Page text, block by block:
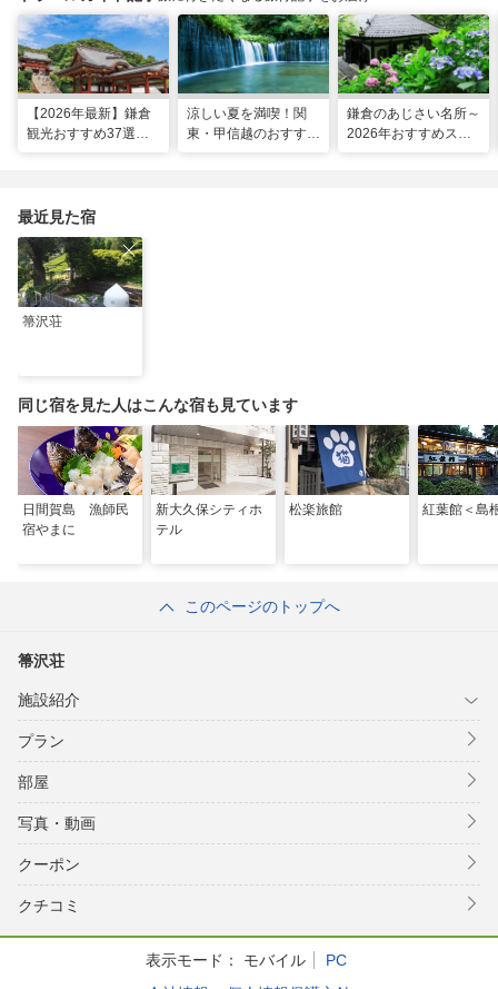
【2026年最新】鎌倉
観光おすすめ37選！
涼しい夏を満喫！関
東・甲信越のおすすめ
鎌倉のあじさい名所～
2026年おすすめスポ
最近見た宿
箒沢荘
同じ宿を見た人はこんな宿も見ています
日間賀島 漁師民
宿やまに
新大久保シティホ
テル
松楽旅館 紅葉館＜島
このページのトップへ
箒沢荘
施設紹介
プラン
部屋
写真・動画
クーポン
クチコミ
表示モード： モバイル
PC